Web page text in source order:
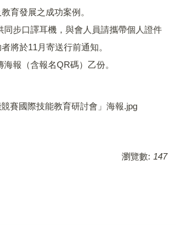
育發展之成功案例。
同步口譯耳機，與會人員請攜帶個人證件
將於11月寄送行前通知。
報（含報名QR碼）乙份。
競賽國際技能教育研討會」海報.jpg
瀏覽數: 147